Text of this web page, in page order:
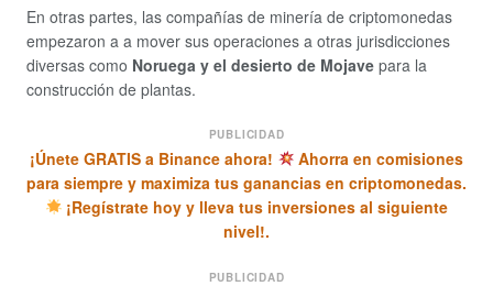
En otras partes, las compañías de minería de criptomonedas
empezaron a a mover sus operaciones a otras jurisdicciones
diversas como Noruega y el desierto de Mojave para la
construcción de plantas.
PUBLICIDAD
¡Únete GRATIS a Binance ahora!
Ahorra en comisiones
para siempre y maximiza tus ganancias en criptomonedas.
¡Regístrate hoy y lleva tus inversiones al siguiente
nivel!.
PUBLICIDAD